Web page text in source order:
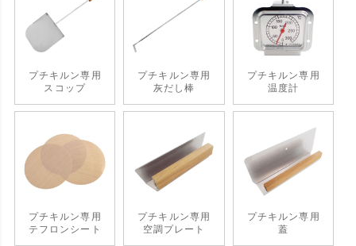
プチキルン専用
スコップ
プチキルン専用
灰だし棒
プチキルン専用
温度計
プチキルン専用
テフロンシート
プチキルン専用
空調プレート
プチキルン専用
蓋